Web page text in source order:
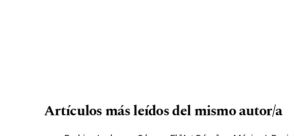
Artículos más leídos del mismo autor/a